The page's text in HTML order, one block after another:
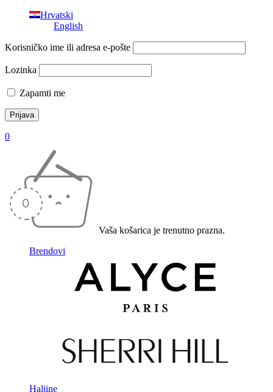
Hrvatski
English
Korisničko ime ili adresa e-pošte
Lozinka
Zapamti me
0
Vaša košarica je trenutno prazna.
Brendovi
Haljine